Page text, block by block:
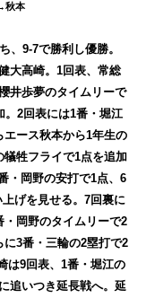
秋本
、9-7で勝利し優勝。
大高崎。1回表、常総
井歩夢のタイムリーで
。2回表には1番・堀江
ース秋本から1年生の
牲フライで1点を追加
・岡野の安打で1点、6
げを見せる。7回裏に
岡野のタイムリーで2
3番・三輪の2塁打で2
は9回表、1番・堀江の
追いつき延長戦へ。延